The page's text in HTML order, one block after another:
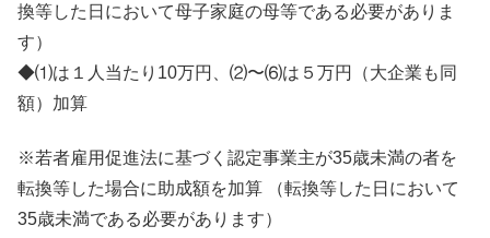
換等した⽇において⺟⼦家庭の⺟等である必要がありま
す）
◆⑴は１人当たり10万円、⑵〜⑹は５万円（大企業も同
額）加算
※若者雇用促進法に基づく認定事業主が35歳未満の者を
転換等した場合に助成額を加算 （転換等した日において
35歳未満である必要があります）